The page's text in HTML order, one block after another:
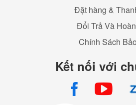
Đặt hàng &
Đổi Trả Và
Chính Sách
Kết nối với